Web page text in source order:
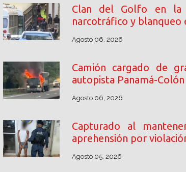
Clan del Golfo en la
narcotráfico y blanqueo
Agosto 06, 2026
Camión cargado de
autopista Panamá-Colón
Agosto 06, 2026
Capturado al
aprehensión por
Agosto 05, 2026